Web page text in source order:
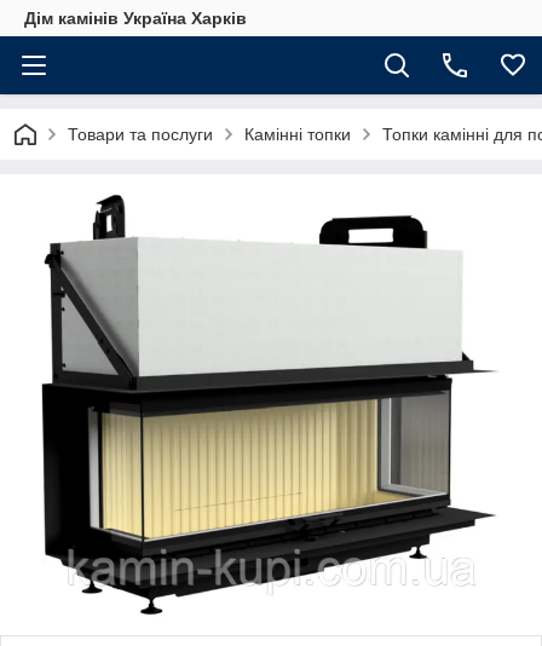
Дім камінів Україна Харків
Товари та послуги Камінні топки Топки камінні для